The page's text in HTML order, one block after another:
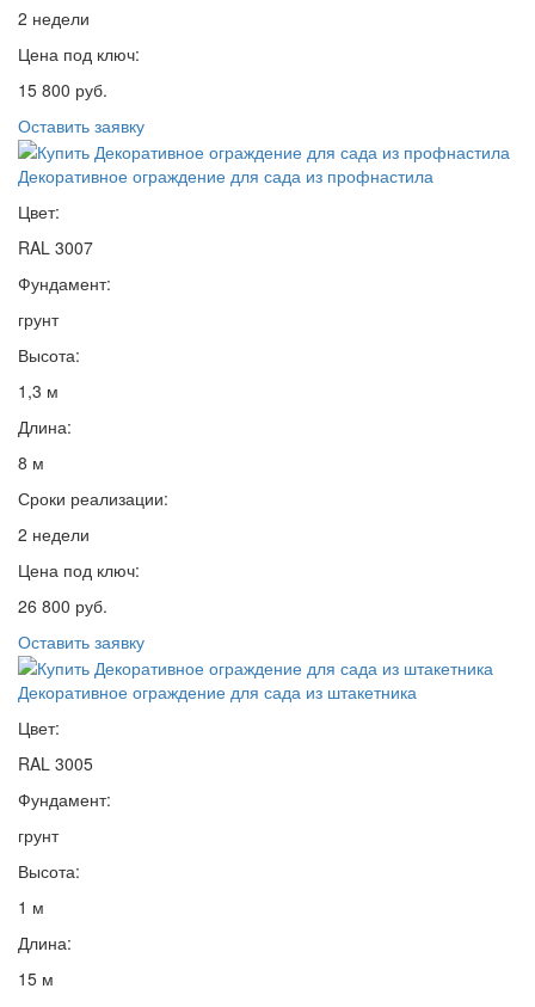
2 недели
Цена под ключ:
15 800 руб.
Оставить заявку
Декоративное ограждение для сада из профнастила
Цвет:
RAL 3007
Фундамент:
грунт
Высота:
1,3 м
Длина:
8 м
Сроки реализации:
2 недели
Цена под ключ:
26 800 руб.
Оставить заявку
Декоративное ограждение для сада из штакетника
Цвет:
RAL 3005
Фундамент:
грунт
Высота:
1 м
Длина:
15 м